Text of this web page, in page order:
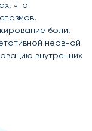
что
боли,
нервной
внутренних